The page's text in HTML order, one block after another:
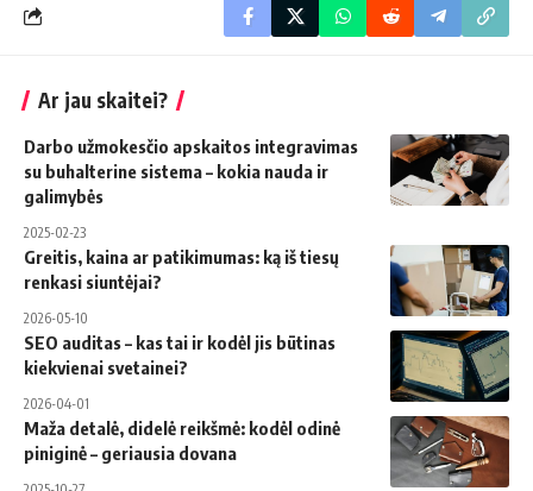
Ar jau skaitei?
Darbo užmokesčio apskaitos integravimas
su buhalterine sistema – kokia nauda ir
galimybės
2025-02-23
Greitis, kaina ar patikimumas: ką iš tiesų
renkasi siuntėjai?
2026-05-10
SEO auditas – kas tai ir kodėl jis būtinas
kiekvienai svetainei?
2026-04-01
Maža detalė, didelė reikšmė: kodėl odinė
piniginė – geriausia dovana